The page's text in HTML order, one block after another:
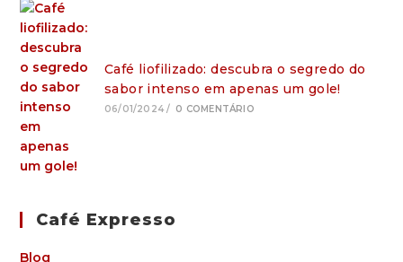
Café liofilizado: descubra o segredo do
sabor intenso em apenas um gole!
06/01/2024 / 0 COMENTÁRIO
Café Expresso
Blog